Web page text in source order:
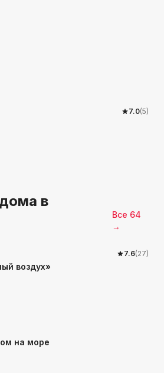
7.0(5)
в
Все 64
→
7.6(27)
воздух»
на море